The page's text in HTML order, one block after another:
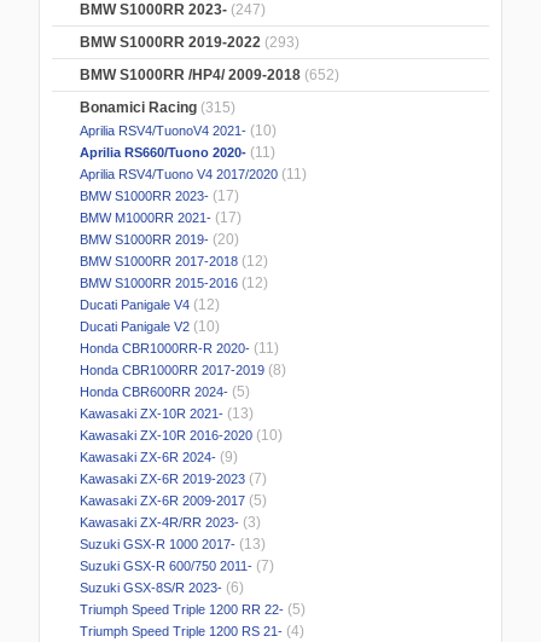
BMW S1000RR 2023- (247)
BMW S1000RR 2019-2022 (293)
BMW S1000RR /HP4/ 2009-2018 (652)
Bonamici Racing (315)
Aprilia RSV4/TuonoV4 2021- (10)
Aprilia RS660/Tuono 2020- (11)
Aprilia RSV4/Tuono V4 2017/2020 (11)
BMW S1000RR 2023- (17)
BMW M1000RR 2021- (17)
BMW S1000RR 2019- (20)
BMW S1000RR 2017-2018 (12)
BMW S1000RR 2015-2016 (12)
Ducati Panigale V4 (12)
Ducati Panigale V2 (10)
Honda CBR1000RR-R 2020- (11)
Honda CBR1000RR 2017-2019 (8)
Honda CBR600RR 2024- (5)
Kawasaki ZX-10R 2021- (13)
Kawasaki ZX-10R 2016-2020 (10)
Kawasaki ZX-6R 2024- (9)
Kawasaki ZX-6R 2019-2023 (7)
Kawasaki ZX-6R 2009-2017 (5)
Kawasaki ZX-4R/RR 2023- (3)
Suzuki GSX-R 1000 2017- (13)
Suzuki GSX-R 600/750 2011- (7)
Suzuki GSX-8S/R 2023- (6)
Triumph Speed Triple 1200 RR 22- (5)
Triumph Speed Triple 1200 RS 21- (4)